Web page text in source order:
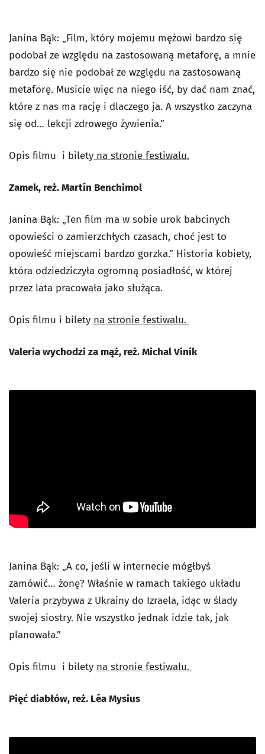
Janina Bąk: „Film, który mojemu mężowi bardzo się
podobał ze względu na zastosowaną metaforę, a mnie
bardzo się nie podobał ze względu na zastosowaną
metaforę. Musicie więc na niego iść, by dać nam znać,
które z nas ma rację i dlaczego ja. A wszystko zaczyna
się od… lekcji zdrowego żywienia.”
Opis filmu i bilety na stronie festiwalu.
Zamek, reż. Martín Benchimol
Janina Bąk: „Ten film ma w sobie urok babcinych
opowieści o zamierzchłych czasach, choć jest to
opowieść miejscami bardzo gorzka.” Historia kobiety,
która odziedziczyła ogromną posiadłość, w której
przez lata pracowała jako służąca.
Opis filmu i bilety na stronie festiwalu.
Valeria wychodzi za mąż, reż. Michal Vinik
Janina Bąk: „A co, jeśli w internecie mógłbyś
zamówić… żonę? Właśnie w ramach takiego układu
Valeria przybywa z Ukrainy do Izraela, idąc w ślady
swojej siostry. Nie wszystko jednak idzie tak, jak
planowała.”
Opis filmu i bilety na stronie festiwalu.
Pięć diabłów, reż. Léa Mysius